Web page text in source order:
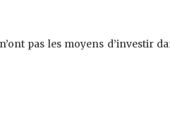
pas les moyens d’investir